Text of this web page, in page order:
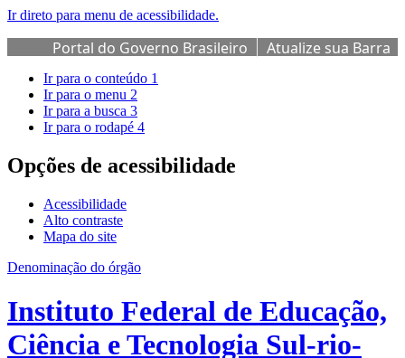
Ir direto para menu de acessibilidade.
Portal do Governo Brasileiro
Atualize sua Barra
de Governo
Ir para o conteúdo 1
Ir para o menu 2
Ir para a busca 3
Ir para o rodapé 4
Opções de acessibilidade
Acessibilidade
Alto contraste
Mapa do site
Denominação do órgão
Instituto Federal de Educação,
Ciência e Tecnologia Sul-rio-